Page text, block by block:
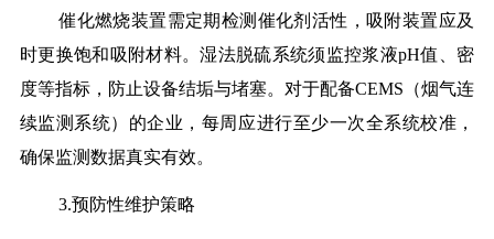
催化燃烧装置需定期检测催化剂活性，吸附装置应及
时更换饱和吸附材料。湿法脱硫系统须监控浆液pH值、密
度等指标，防止设备结垢与堵塞。对于配备CEMS（烟气连
续监测系统）的企业，每周应进行至少一次全系统校准，
确保监测数据真实有效。
3.预防性维护策略